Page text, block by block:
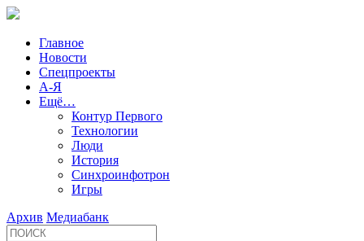
Главное
Новости
Спецпроекты
А-Я
Ещё…
Контур Первого
Технологии
Люди
История
Синхроинфотрон
Игры
Архив Медиабанк